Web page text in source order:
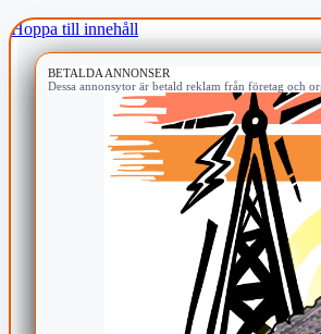
Hoppa till innehåll
BETALDA ANNONSER
Dessa annonsytor är betald reklam från företag och